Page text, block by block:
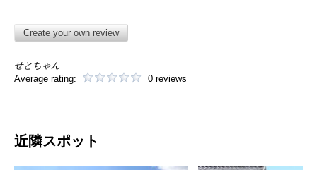
Create your own review
せとちゃん
Average rating:
0 reviews
近隣スポット